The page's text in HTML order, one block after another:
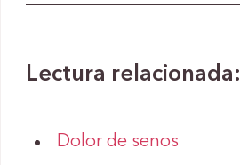
Lectura relacionada:
Dolor de senos